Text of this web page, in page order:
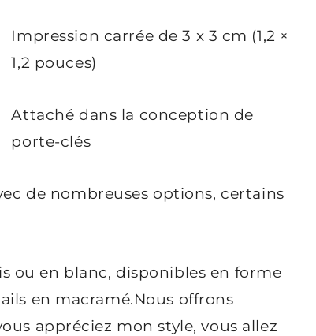
Impression carrée de 3 x 3 cm (1,2 ×
1,2 pouces)
Attaché dans la conception de
porte-clés
de nombreuses options, certains
ou en blanc, disponibles en forme
en macramé.Nous offrons
appréciez mon style, vous allez